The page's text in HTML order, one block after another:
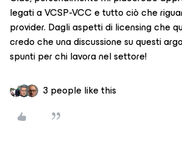
legati a VCSP-VCC e tutto ciò che
provider. Dagli aspetti di licensing che
credo che una discussione su questi
spunti per chi lavora nel settore!
3 people like this